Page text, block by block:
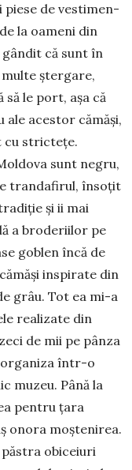
piese de vestimen­
la oameni din
gândit că sunt în
şter­gare,
le port, aşa că
acestor cămăşi,
cu stricteţe.
sunt negru,
tran­dafirul, însoţit
şi ii mai
a broderiilor pe
goblen încă de
inspirate din
grâu. Tot ea mi-a
realizate din
de mii pe pânza
organiza într-o
muzeu. Până la
pentru ţara
onora moş­tenirea.
păs­tra obiceiuri